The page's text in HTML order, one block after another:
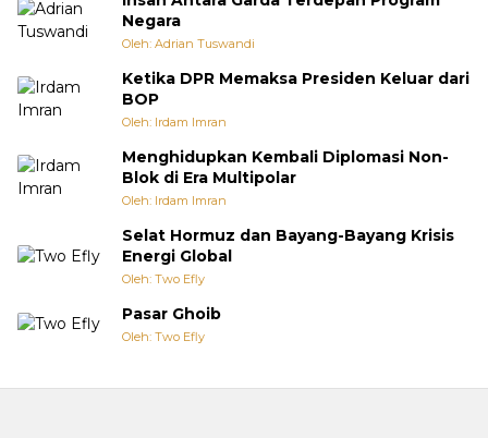
Negara
Oleh: Adrian Tuswandi
Ketika DPR Memaksa Presiden Keluar dari
BOP
Oleh: Irdam Imran
Menghidupkan Kembali Diplomasi Non-
Blok di Era Multipolar
Oleh: Irdam Imran
Selat Hormuz dan Bayang-Bayang Krisis
Energi Global
Oleh: Two Efly
Pasar Ghoib
Oleh: Two Efly